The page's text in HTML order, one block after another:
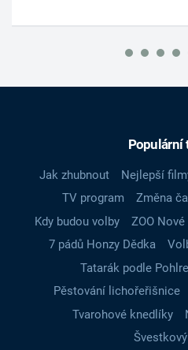
Populární
Jak zhubnout Nejlepší
TV program
Změna
Kdy budou volby
ZOO
7 pádů Honzy Dědka
Tatarák podle
Pěstování lichořeřišnice
Tvarohové knedlíky